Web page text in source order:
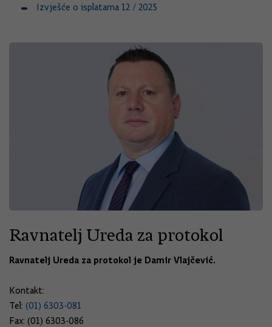
Izvješće o isplatama 12 / 2025
Ravnatelj Ureda za protokol
Ravnatelj Ureda za protokol je Damir Vlajčević.
Kontakt:
Tel: (01) 6303-081
Fax: (01) 6303-086